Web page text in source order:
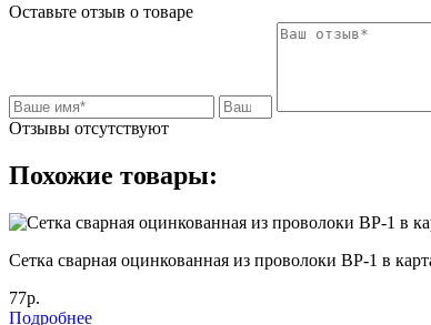
Оставьте отзыв о товаре
Отзывы отсутствуют
Похожие товары:
Сетка сварная оцинкованная из проволоки ВР-1 в
77р.
Подробнее